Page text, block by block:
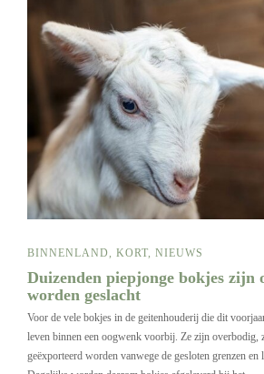
BINNENLAND KORT NIEUWS
Duizenden piepjonge bokjes zijn
worden geslacht
Voor de vele bokjes in de geitenhouderij die dit
leven binnen een oogwenk voorbij. Ze zijn overbodig,
geëxporteerd worden vanwege de gesloten grenzen en